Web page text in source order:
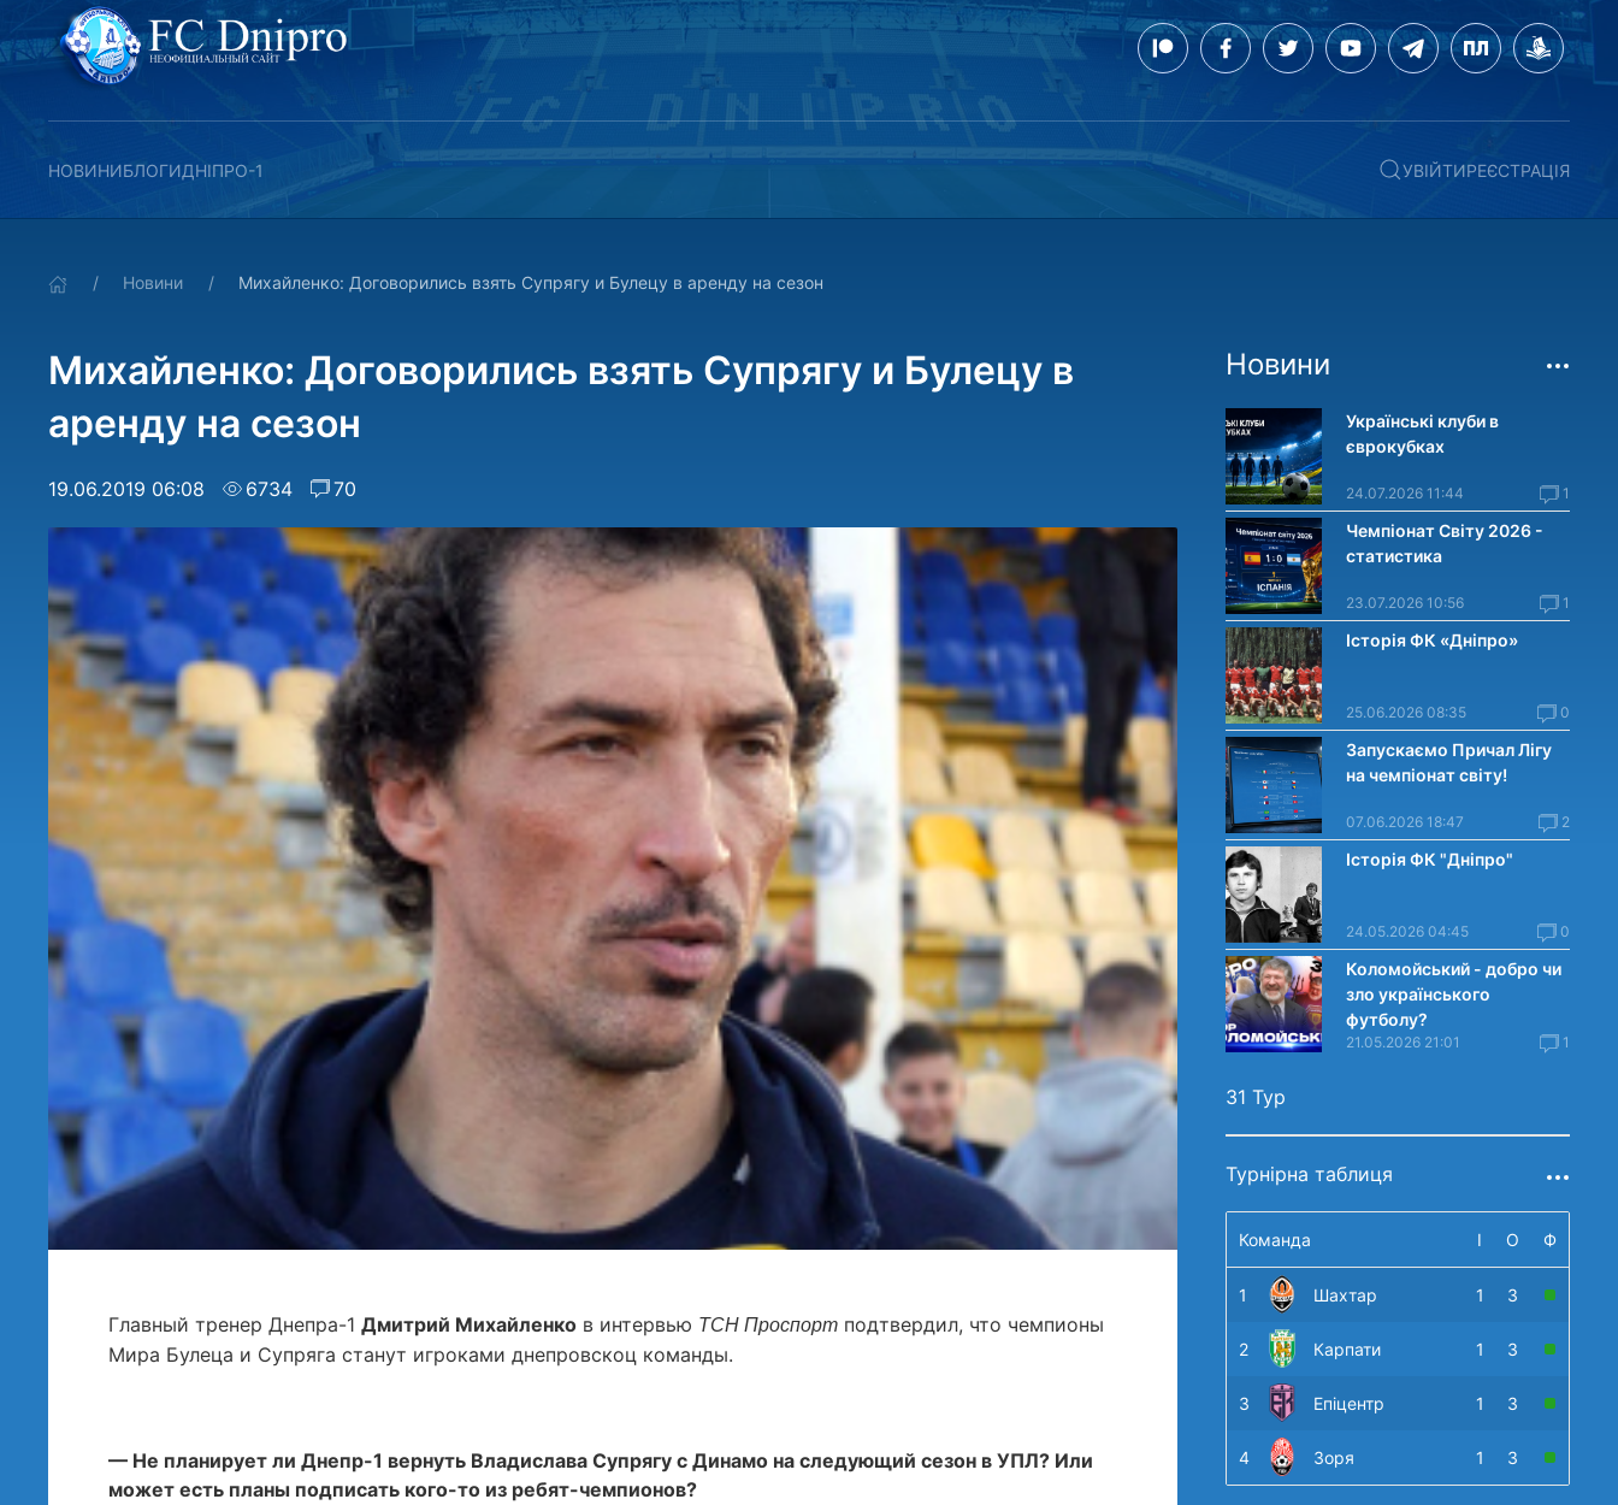
НОВИНИБЛОГИДНІПРО-1 УВІЙТИРЕЄСТРАЦІЯ
Новини Михайленко: Договорились взять Супрягу и Булецу в аренду на сезон
Михайленко: Договорились взять Супрягу и Булецу в
аренду на сезон
19.06.2019 06:08 6734 70
Главный тренер Днепра-1 Дмитрий Михайленко в интервью ТСН Проспорт подтвердил, что чемпионы
Мира Булеца и Супряга станут игроками днепровскоц команды.
— Не планирует ли Днепр-1 вернуть Владислава Супрягу с Динамо на следующий сезон в УПЛ? Или
может есть планы подписать кого-то из ребят-чемпионов?
Новини
Українські клуби в
єврокубках
24.07.2026 11:44 1
Чемпіонат Світу 2026 -
статистика
23.07.2026 10:56 1
Історія ФК «Дніпро»
25.06.2026 08:35 0
Запускаємо Причал Лігу
на чемпіонат світу!
07.06.2026 18:47 2
Історія ФК "Дніпро"
24.05.2026 04:45 0
Коломойський - добро чи
зло українського
футболу?
21.05.2026 21:01 1
31 Тур
Турнірна таблиця
Команда І О Ф
1 Шахтар 1 3
2 Карпати 1 3
3 Епіцентр 1 3
4 Зоря 1 3